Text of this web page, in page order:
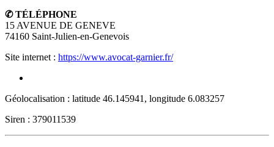
✆ TÉLÉPHONE
15 AVENUE DE GENEVE
74160 Saint-Julien-en-Genevois
Site internet : https://www.avocat-garnier.fr/
Géolocalisation : latitude 46.145941, longitude 6.083257
Siren : 379011539